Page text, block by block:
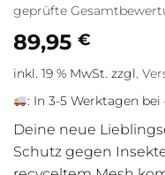
Bewertet
mit
5, basierend
auf
1
geprüfte
89,95 €
inkl. 19 % MwSt. zzgl.
: In 3-5 Werktagen bei
Deine neue
Schutz gegen